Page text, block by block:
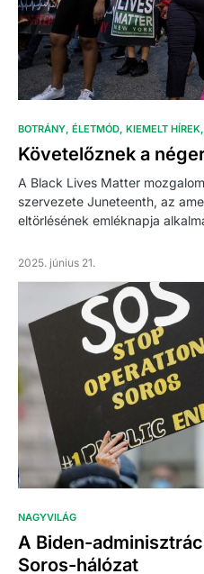
BOTRÁNY ÉLETMÓD KIEMELT HÍREK
Követelőznek a
A Black Lives Matter
szervezete Juneteenth, az
eltörlésének emléknapja
2025. június 21.
NAGYVILÁG
A Biden-
Soros-hálózat